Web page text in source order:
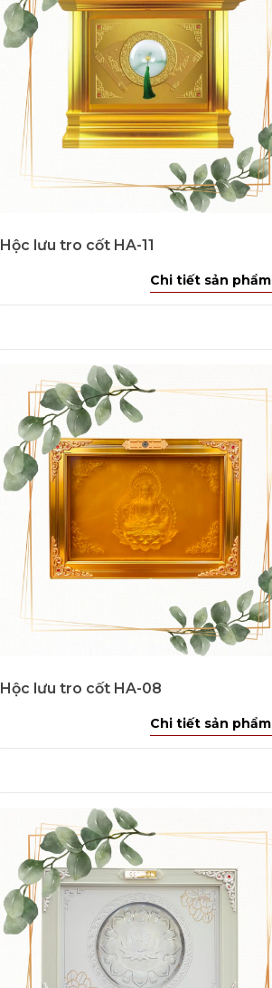
Hộc lưu tro cốt HA-11
Chi tiết sản phẩm
Hộc lưu tro cốt HA-08
Chi tiết sản phẩm